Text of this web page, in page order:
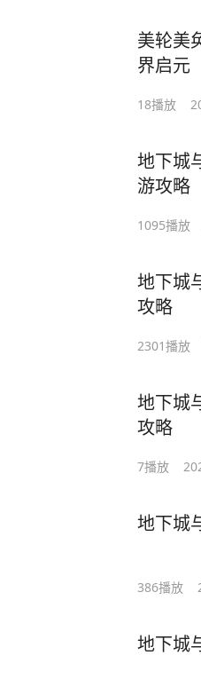
美轮美
界启元
18播放
地下城
游攻略
1095播放
地下城与
攻略
2301播放
地下城与
攻略
7播放
386播放
地下城